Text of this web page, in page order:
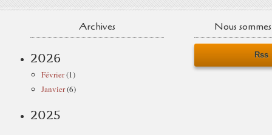
Archives
2026
Février(1)
Janvier(6)
2025
Nous
Rss